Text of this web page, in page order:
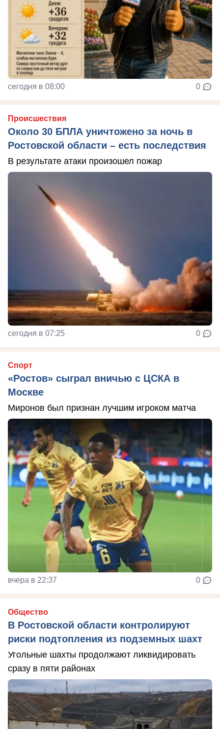
сегодня в 08:00 0
Происшествия
Около 30 БПЛА уничтожено за ночь в
Ростовской области – есть последствия
В результате атаки произошел пожар
сегодня в 07:25 0
Спорт
«Ростов» сыграл вничью с ЦСКА в
Москве
Миронов был признан лучшим игроком матча
вчера в 22:37 0
Общество
В Ростовской области контролируют
риски подтопления из подземных шахт
Угольные шахты продолжают ликвидировать
сразу в пяти районах